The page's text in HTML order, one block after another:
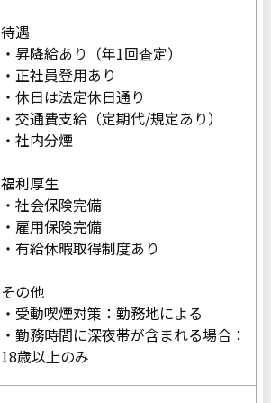
待遇
・昇降給あり（年1回査定）
・正社員登用あり
・休日は法定休日通り
・交通費支給（定期代/規定あり）
・社内分煙
福利厚生
・社会保険完備
・雇用保険完備
・有給休暇取得制度あり
その他
・受動喫煙対策：勤務地による
・勤務時間に深夜帯が含まれる場合：
18歳以上のみ